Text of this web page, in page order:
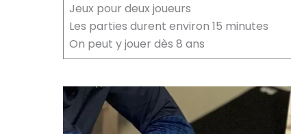
Jeux pour deux joueurs
Les parties durent environ 15 minutes
On peut y jouer dès 8 ans